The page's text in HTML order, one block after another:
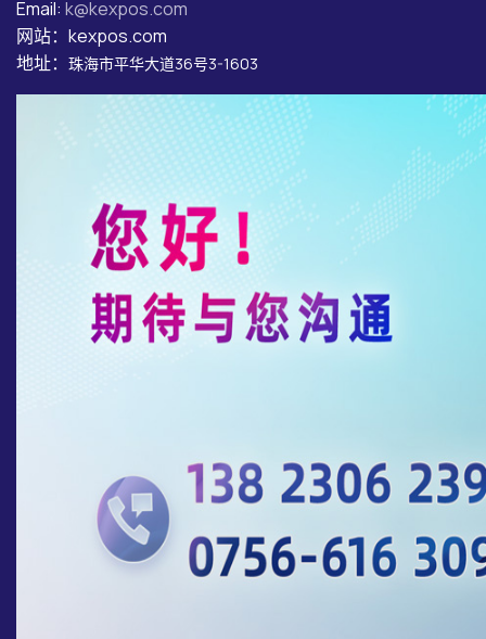
Email: k@kexpos.com
网站：kexpos.com
地址： 珠海市平华大道36号3-1603